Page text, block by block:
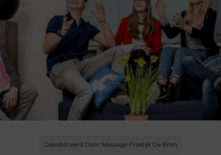
Gepubliceerd Door Massage Praktijk De Bron